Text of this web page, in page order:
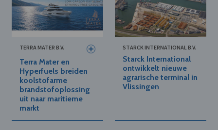
TERRA MATER B.V.
Terra Mater en
Hyperfuels breiden
koolstofarme
brandstofoplossing
uit naar maritieme
markt
STARCK INTERNATIONAL B.V.
Starck International
ontwikkelt nieuwe
agrarische terminal in
Vlissingen